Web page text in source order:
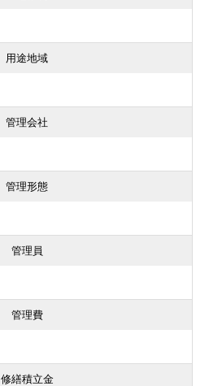
用途地域
管理会社
管理形態
管理員
管理費
修繕積立金